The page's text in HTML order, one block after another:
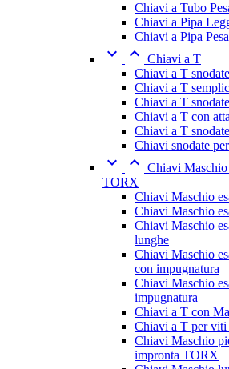
Chiavi a Tubo
Chiavi a Pipa
Chiavi a Pipa
  Chiavi a T
Chiavi a T snodate
Chiavi a T
Chiavi a T
Chiavi a T con
Chiavi a T
Chiavi snodate
  Chiavi Maschio
TORX
Chiavi Maschio
Chiavi Maschio
Chiavi Maschio
lunghe
Chiavi Maschio
con impugnatura
Chiavi Maschio
impugnatura
Chiavi a T con
Chiavi a T per
Chiavi Maschio
impronta TORX